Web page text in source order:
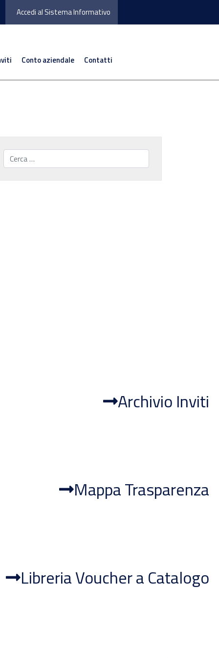
Accedi al Sistema Informativo
Conto aziendale Contatti
Cerca...
Archivio Inviti
Mappa Trasparenza
Libreria Voucher a Catalogo